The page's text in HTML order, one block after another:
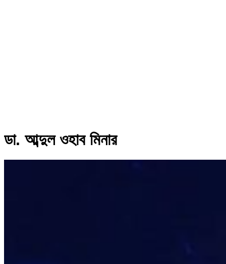
ডা. আব্দুল ওহাব মিনার